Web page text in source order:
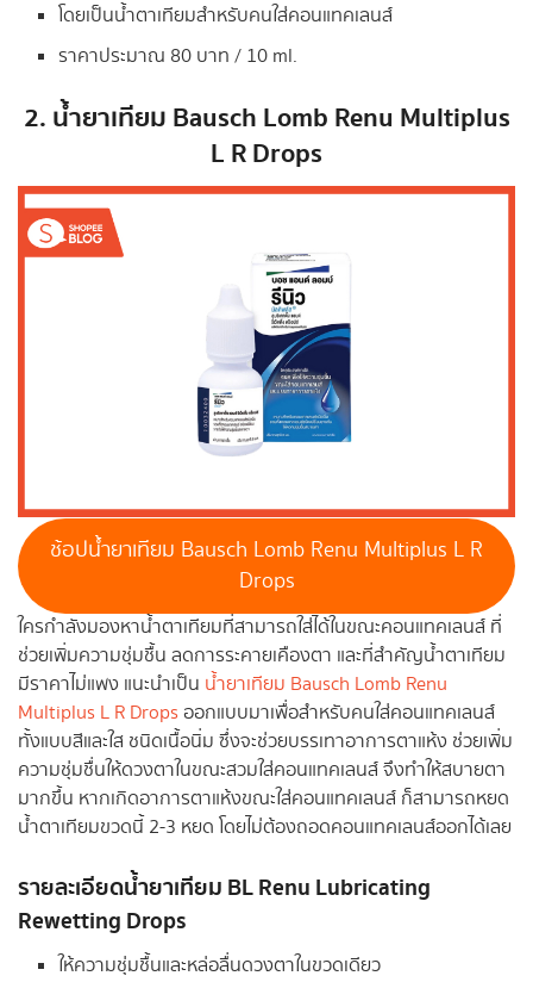
โดยเป็นน้ำตาเทียมสําหรับคนใส่คอนแทคเลนส์
ราคาประมาณ 80 บาท / 10 ml.
2. น้ำยาเทียม Bausch Lomb Renu Multiplus
L R Drops
ช้อปน้ำยาเทียม Bausch Lomb Renu Multiplus L R
Drops
ใครกำลังมองหาน้ำตาเทียมที่สามารถใส่ได้ในขณะคอนแทคเลนส์ ที่
ช่วยเพิ่มความชุ่มชื้น ลดการระคายเคืองตา และที่สำคัญน้ำตาเทียม
มีราคาไม่แพง แนะนำเป็น น้ำยาเทียม Bausch Lomb Renu
Multiplus L R Dropsออกแบบมาเพื่อสำหรับคนใส่คอนแทคเลนส์
ทั้งแบบสีและใส ชนิดเนื้อนิ่ม ซึ่งจะช่วยบรรเทาอาการตาแห้ง ช่วยเพิ่ม
ความชุ่มชื่นให้ดวงตาในขณะสวมใส่คอนแทคเลนส์ จึงทำให้สบายตา
มากขึ้น หากเกิดอาการตาแห้งขณะใส่คอนแทคเลนส์ ก็สามารถหยด
น้ำตาเทียมขวดนี้ 2-3 หยด โดยไม่ต้องถอดคอนแทคเลนส์ออกได้เลย
รายละเอียดน้ำยาเทียม BL Renu Lubricating
Rewetting Drops
ให้ความชุ่มชื้นและหล่อลื่นดวงตาในขวดเดียว